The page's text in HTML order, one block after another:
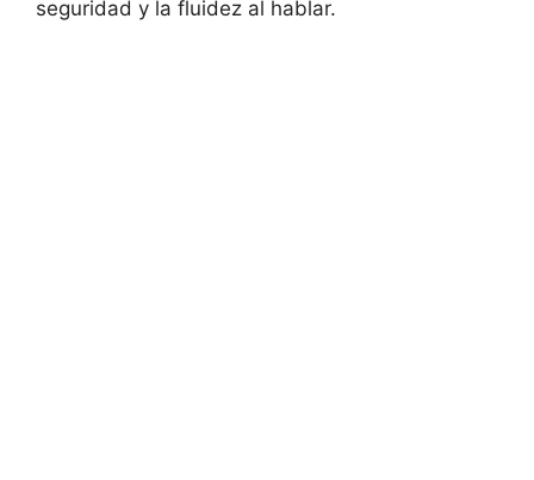
seguridad‍ y la fluidez al hablar.